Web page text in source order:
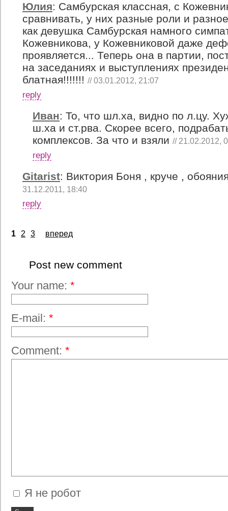
Юлия: Самбурская классная, с
сравнивать, у них разные роли и
как девушка Самбурская намного
Кожевникова, у Кожевниковой даже
проявляется... Теперь она в партии,
на заседаниях и выступлениях
блатная!!!!!!! // 03.01.2012, 21:07
reply
Иван: То, что шл.ха, видно по л.цу.
ш.ха и ст.рва. Скорее всего,
комплексов. За что и взяли // 21.02.2012,
reply
Gitarist: Виктория Боня , круче ,
31.12.2011, 18:40
reply
1 2 3 вперед
Post new comment
Your name: *
E-mail: *
Comment: *
Я не робот